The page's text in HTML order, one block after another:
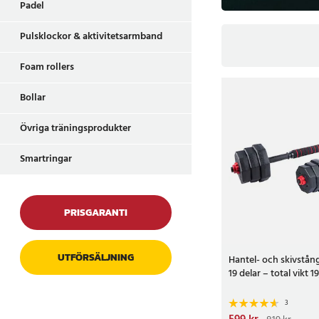
Padel
Pulsklockor & aktivitetsarmband
Foam rollers
Bollar
Övriga träningsprodukter
Smartringar
PRISGARANTI
UTFÖRSÄLJNING
Hantel- och
19 delar – total vikt
3